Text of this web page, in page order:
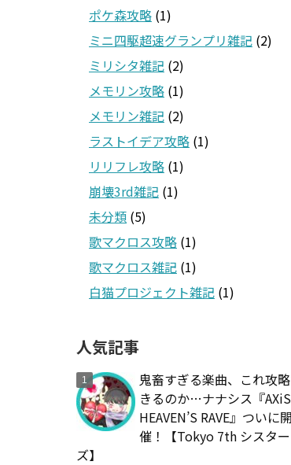
ポケ森攻略 (1)
ミニ四駆超速グランプリ雑記 (2)
ミリシタ雑記 (2)
メモリン攻略 (1)
メモリン雑記 (2)
ラストイデア攻略 (1)
リリフレ攻略 (1)
崩壊3rd雑記 (1)
未分類 (5)
歌マクロス攻略 (1)
歌マクロス雑記 (1)
白猫プロジェクト雑記 (1)
人気記事
鬼畜すぎる楽曲、これ攻
きるのか…ナナシス『AXiS
HEAVEN’S RAVE』ついに開
催！【Tokyo 7th シスター
ズ】